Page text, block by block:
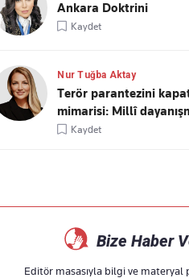
Ankara Doktrini
Kaydet
Nur Tuğba Aktay
Terör parantezini
mimarisi: Millî
Kaydet
Bize Haber
Editör masasıyla bilgi ve materyal